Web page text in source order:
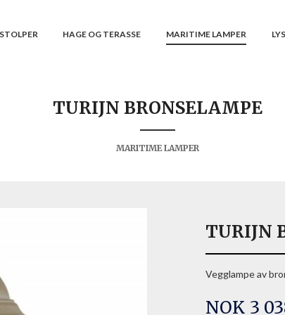
STOLPER HAGE OG TERASSE MARITIME LAMPER
TURIJN BRONSELAMPE
MARITIME LAMPER
TURIJN
Vegglampe av
Pris
NOK 3